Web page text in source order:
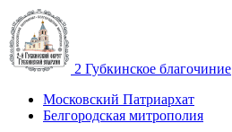
2 Губкинское благочиние
Московский Патриархат
Белгородская митрополия